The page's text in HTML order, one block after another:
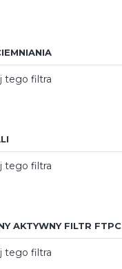
tego filtra
tego filtra
AKTYWNY FILTR FTPC
tego filtra